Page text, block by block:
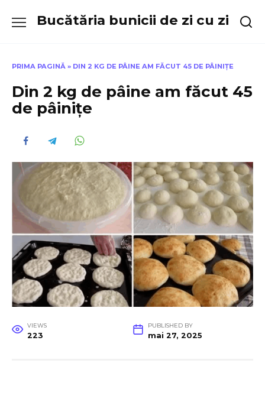
Bucătăria bunicii de zi cu zi
PRIMA PAGINĂ » DIN 2 KG DE PÂINE AM FĂCUT 45 DE PÂINIȚE
Din 2 kg de pâine am făcut 45
de pâinițe
VIEWS
223
PUBLISHED BY
mai 27, 2025